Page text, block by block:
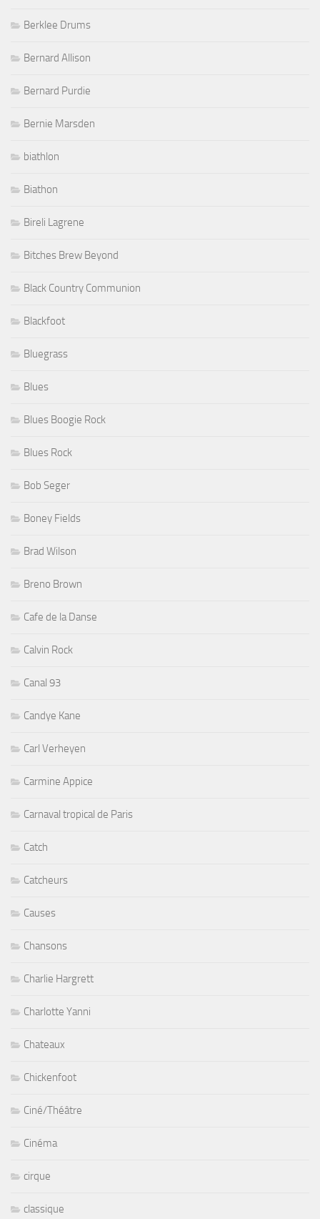
Berklee Drums
Bernard Allison
Bernard Purdie
Bernie Marsden
biathlon
Biathon
Bireli Lagrene
Bitches Brew Beyond
Black Country Communion
Blackfoot
Bluegrass
Blues
Blues Boogie Rock
Blues Rock
Bob Seger
Boney Fields
Brad Wilson
Breno Brown
Cafe de la Danse
Calvin Rock
Canal 93
Candye Kane
Carl Verheyen
Carmine Appice
Carnaval tropical de Paris
Catch
Catcheurs
Causes
Chansons
Charlie Hargrett
Charlotte Yanni
Chateaux
Chickenfoot
Ciné/Théâtre
Cinéma
cirque
classique